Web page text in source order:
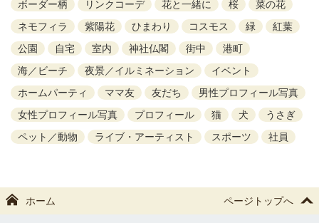
ボーダー柄
リンクコーデ 花と一緒に 桜
菜の花
ネモフィラ
紫陽花 ひまわり コスモス 緑
紅葉
公園
自宅 室内 神社仏閣 街中
港町
海／ビーチ
夜景／イルミネーション
イベント
ホームパーティ
ママ友 友だち
男性プロフィール写真
女性プロフィール写真
プロフィール 猫 犬
うさぎ
ペット／動物
ライブ・アーティスト スポーツ 社員
ホーム ページトップへ